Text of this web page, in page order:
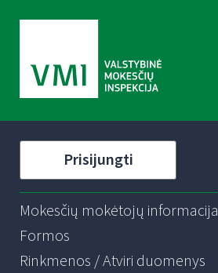
Prisijungti
Mokesčių mokėtojų informacija
Formos
Rinkmenos / Atviri duomenys